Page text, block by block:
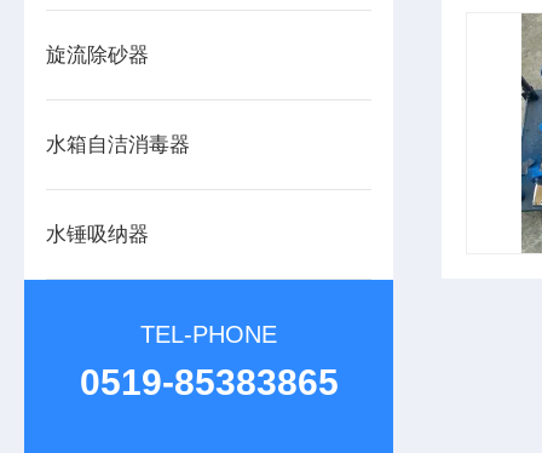
旋流除砂器
水箱自洁消毒器
水锤吸纳器
TEL-PHONE
0519-85383865